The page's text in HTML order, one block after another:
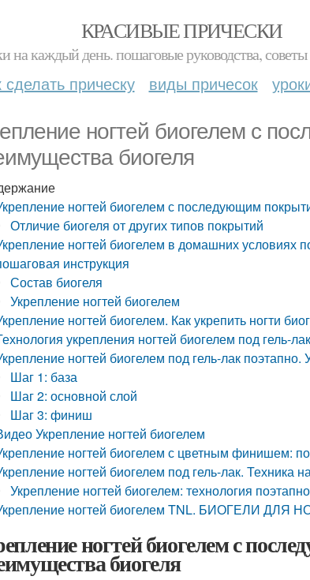
КРАСИВЫЕ ПРИЧЕСКИ
на каждый день. пошаговые руководства,
сделать прическу виды причесок
ногтей биогелем с
биогеля
ногтей биогелем с последующим
Отличие биогеля от других типов покрытий
ногтей биогелем в домашних условиях
инструкция
Состав биогеля
Укрепление ногтей биогелем
ногтей биогелем. Как укрепить ногти
укрепления ногтей биогелем под гель-
ногтей биогелем под гель-лак
Шаг 1: база
Шаг 2: основной слой
Шаг 3: финиш
Укрепление ногтей биогелем
ногтей биогелем с цветным финишем:
ногтей биогелем под гель-лак. Техника
Укрепление ногтей биогелем: технология
ногтей биогелем TNL. БИОГЕЛИ ДЛЯ
ногтей биогелем с
биогеля